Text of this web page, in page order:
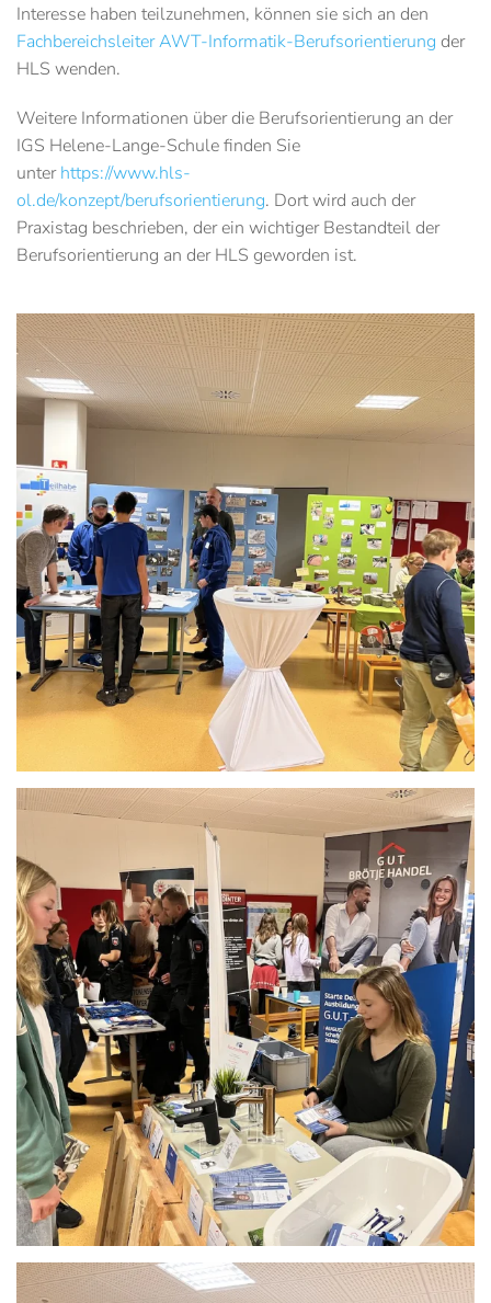
Interesse haben teilzunehmen, können sie sich an den
Fachbereichsleiter AWT-Informatik-Berufsorientierung der
HLS wenden.
Weitere Informationen über die Berufsorientierung an der
IGS Helene-Lange-Schule finden Sie
unterhttps://www.hls-
ol.de/konzept/berufsorientierung. Dort wird auch der
Praxistag beschrieben, der ein wichtiger Bestandteil der
Berufsorientierung an der HLS geworden ist.
Anschauen....
Anschauen....